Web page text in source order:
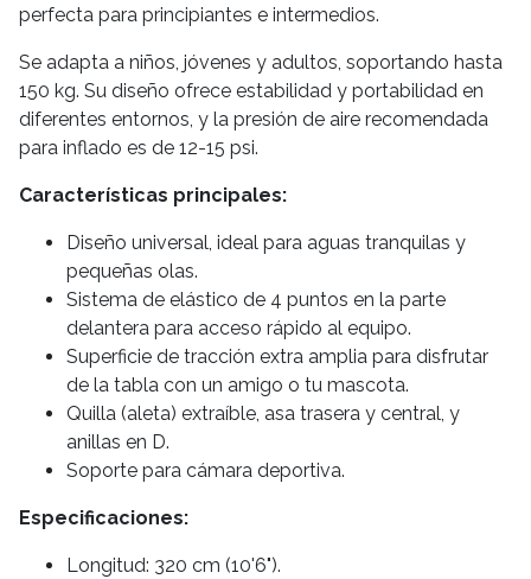
perfecta para principiantes e intermedios.
Se adapta a niños, jóvenes y adultos, soportando hasta
150 kg. Su diseño ofrece estabilidad y portabilidad en
diferentes entornos, y la presión de aire recomendada
para inflado es de 12-15 psi.
Características principales:
Diseño universal, ideal para aguas tranquilas y
pequeñas olas.
Sistema de elástico de 4 puntos en la parte
delantera para acceso rápido al equipo.
Superficie de tracción extra amplia para disfrutar
de la tabla con un amigo o tu mascota.
Quilla (aleta) extraíble, asa trasera y central, y
anillas en D.
Soporte para cámara deportiva.
Especificaciones:
Longitud: 320 cm (10'6").